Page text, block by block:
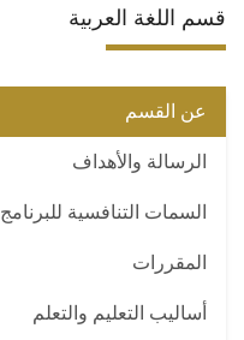
قسم اللغة العربية
عن القسم
الرسالة والأهداف
السمات التنافسية للبرنامج
المقررات
أساليب التعليم والتعلم